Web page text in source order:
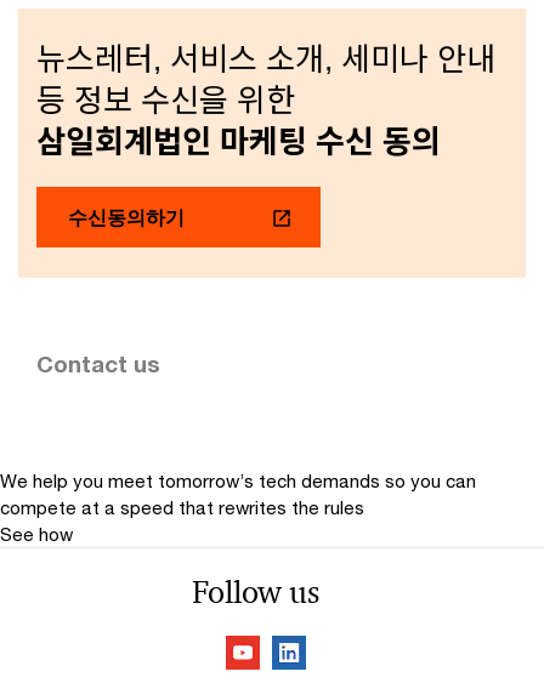
뉴스레터, 서비스 소개, 세미나 안내
등 정보 수신을 위한
삼일회계법인 마케팅 수신 동의
수신동의하기
Contact us
We help you meet tomorrow’s tech demands so you can
compete at a speed that rewrites the rules
See how
Follow us